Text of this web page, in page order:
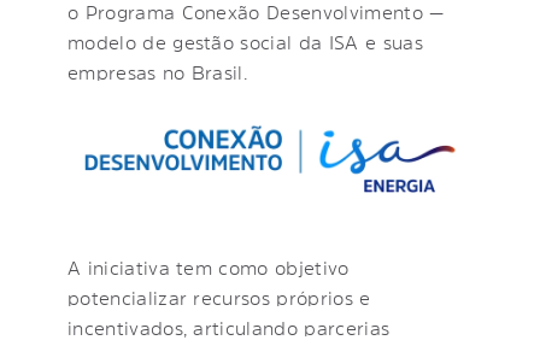
o Programa Conexão Desenvolvimento —
modelo de gestão social da ISA e suas
empresas no Brasil.
A iniciativa tem como objetivo
potencializar recursos próprios e
incentivados, articulando parcerias